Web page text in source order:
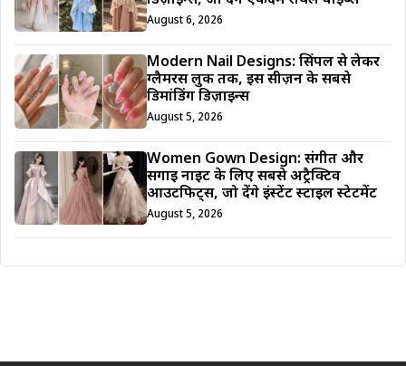
August 6, 2026
Modern Nail Designs: सिंपल से लेकर
ग्लैमरस लुक तक, इस सीज़न के सबसे
डिमांडिंग डिज़ाइन्स
August 5, 2026
Women Gown Design: संगीत और
सगाई नाइट के लिए सबसे अट्रैक्टिव
आउटफिट्स, जो देंगे इंस्टेंट स्टाइल स्टेटमेंट
August 5, 2026